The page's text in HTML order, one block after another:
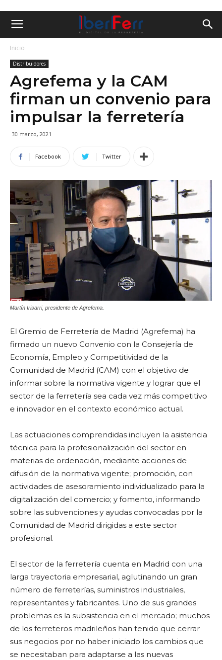
Inicio
Distribuidores
Agrefema y la CAM
firman un convenio para
impulsar la ferretería
30 marzo, 2021
Facebook Twitter
Martín Irisarri, presidente de Agrefema.
El Gremio de Ferretería de Madrid (Agrefema) ha
firmado un nuevo Convenio con la Consejería de
Economía, Empleo y Competitividad de la
Comunidad de Madrid (CAM) con el objetivo de
informar sobre la normativa vigente y lograr que el
sector de la ferretería sea cada vez más competitivo
e innovador en el contexto económico actual.
Las actuaciones comprendidas incluyen la asistencia
técnica para la profesionalización del sector en
materias de ordenación, mediante acciones de
difusión de la normativa vigente; promoción, con
actividades de asesoramiento individualizado para la
digitalización del comercio; y fomento, informando
sobre las subvenciones y ayudas convocadas por la
Comunidad de Madrid dirigidas a este sector
profesional.
El sector de la ferretería cuenta en Madrid con una
larga trayectoria empresarial, aglutinando un gran
número de ferreterías, suministros industriales,
representantes y fabricantes. Uno de sus grandes
problemas es la subsistencia en el mercado; muchos
de los ferreteros madrileños han tenido que cerrar
sus negocios por no haber iniciado los cambios que
se necesitaban para adaptarse a las nuevas